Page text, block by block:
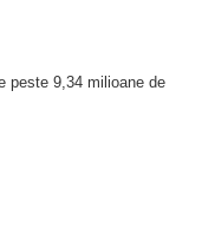
peste 9,34 milioane de